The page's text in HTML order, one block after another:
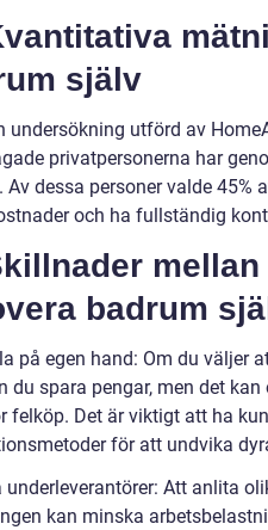
själv
undersökning utförd av
privatpersonerna har
Av dessa personer valde
och ha fullständig
badrum
på egen hand: Om du väljer
du spara pengar, men det
felköp. Det är viktigt att ha
för att undvika
underleverantörer: Att anlita
kan minska